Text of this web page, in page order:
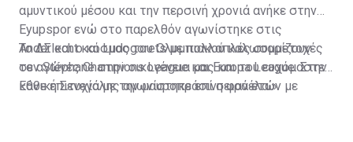
αμυντικού μέσου και την περσινή χρονιά ανήκε στην
Eyupspor ενώ στο παρελθόν αγωνίστηκε στις
Anderlecht και Ludogorets με πολλαπλές συμμετοχές
σε αγώνες Champions League και Europa League. Στην
Εθνική Σενεγάλης αγωνίστηκε επί σειρά ετών με
Το ΔΣ και ο κόσμος του Ολυμπιακού καλωσορίζουν
τον Stéphane στην οικογένεια μας και του ευχόμαστε
κάθε επιτυχία με την μαυροπράσινη φανέλα.»